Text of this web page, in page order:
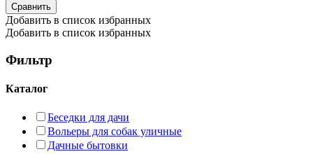
Сравнить
Добавить в список избранных
Добавить в список избранных
Фильтр
Каталог
Беседки для дачи
Вольеры для собак уличные
Дачные бытовки